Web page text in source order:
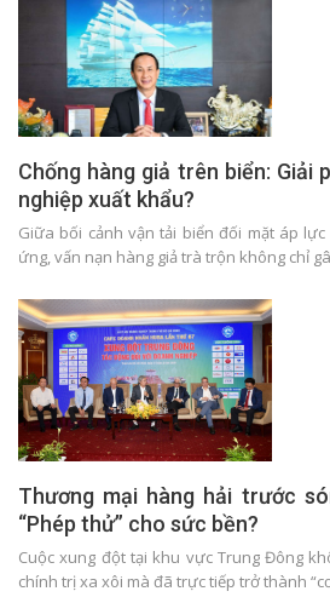
Chống hàng giả trên biển: Giải
nghiệp xuất khẩu?
Giữa bối cảnh vận tải biển đối mặt áp
ứng, vấn nạn hàng giả trà trộn không chỉ
Thương mại hàng hải trước
“Phép thử” cho sức bền?
Cuộc xung đột tại khu vực Trung Đông
chính trị xa xôi mà đã trực tiếp trở thành